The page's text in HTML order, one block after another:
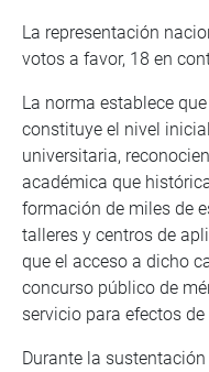
La representación
votos a favor, 18 en
La norma establece
constituye el nivel
universitaria,
académica que
formación de miles de
talleres y centros de
que el acceso a dicho
concurso público de
servicio para efectos
Durante la